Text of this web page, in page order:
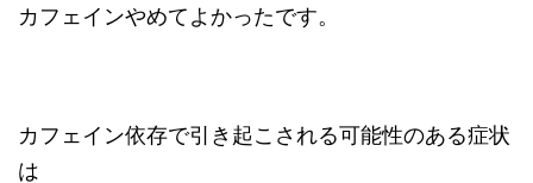
カフェインやめてよかったです。
カフェイン依存で引き起こされる可能性のある症状
は